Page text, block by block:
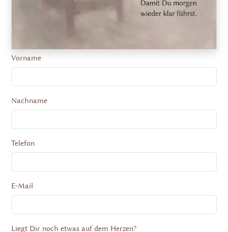
Vorname
Nachname
Telefon
E-Mail
Liegt Dir noch etwas auf dem Herzen?